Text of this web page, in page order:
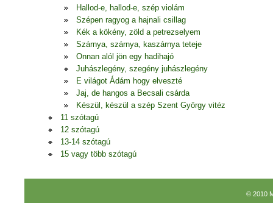
Hallod-e, hallod-e, szép violám
Szépen ragyog a hajnali csillag
Kék a kökény, zöld a petrezselyem
Szárnya, szárnya, kaszárnya teteje
Onnan alól jön egy hadihajó
Juhászlegény, szegény juhászlegény
E világot Ádám hogy elveszté
Jaj, de hangos a Becsali csárda
Készül, készül a szép Szent György vitéz
11 szótagú
12 szótagú
13-14 szótagú
15 vagy több szótagú
© 2010